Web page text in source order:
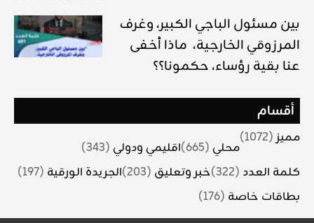
بين مسئول الباجي الكبير، وغرف
المرزوقي الخارجية، ماذا أخفى
عنا بقية رؤساء، حكمونا؟؟
أقسام
مميز(1072)
محلي (665) اقليمي ودولي (343)
كلمة العدد (322) خبر وتعليق (203) الجريدة الورقية (197)
بطاقات خاصة (176)